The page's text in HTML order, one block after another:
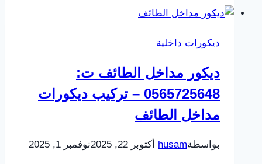
في
بالطائف
تصميم
مجالس
قزاز
معزولة
بأفضل
ديكورات داخلية
ديكور مداخل الطائف ت:
0565725648 – تركيب ديكورات
مداخل الطائف
بواسطةhusam أكتوبر 22, 2025 نوفمبر 1, 2025